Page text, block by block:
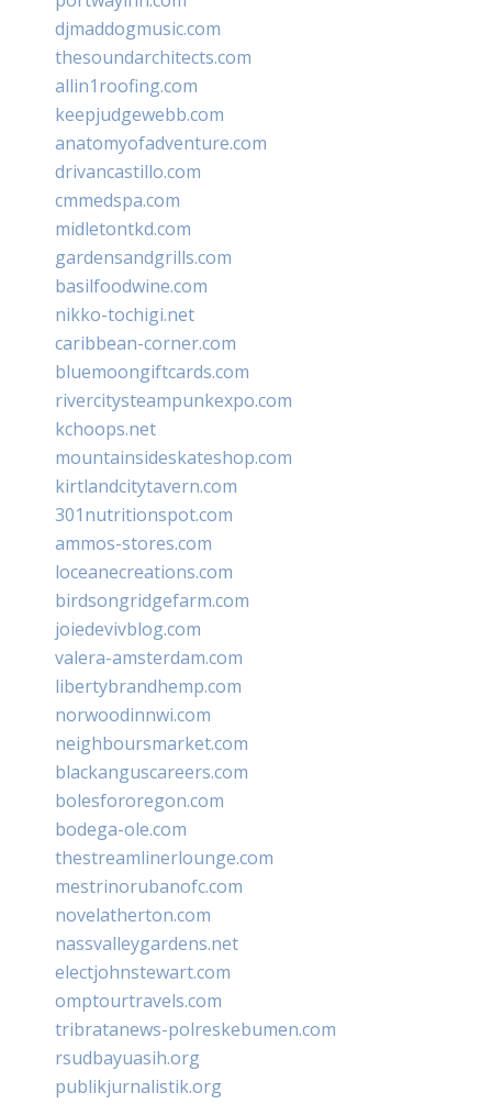
djmaddogmusic.com
thesoundarchitects.com
allin1roofing.com
keepjudgewebb.com
anatomyofadventure.com
drivancastillo.com
cmmedspa.com
midletontkd.com
gardensandgrills.com
basilfoodwine.com
nikko-tochigi.net
caribbean-corner.com
bluemoongiftcards.com
rivercitysteampunkexpo.com
kchoops.net
mountainsideskateshop.com
kirtlandcitytavern.com
301nutritionspot.com
ammos-stores.com
loceanecreations.com
birdsongridgefarm.com
joiedevivblog.com
valera-amsterdam.com
libertybrandhemp.com
norwoodinnwi.com
neighboursmarket.com
blackanguscareers.com
bolesfororegon.com
bodega-ole.com
thestreamlinerlounge.com
mestrinorubanofc.com
novelatherton.com
nassvalleygardens.net
electjohnstewart.com
omptourtravels.com
tribratanews-polreskebumen.com
rsudbayuasih.org
publikjurnalistik.org